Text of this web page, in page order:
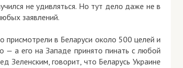
не удивляться. Но тут дело даже не в
заявлений.
в Беларуси около 500 целей и
его на Западе принято пинать с любой
говорит, что Беларусь Украине